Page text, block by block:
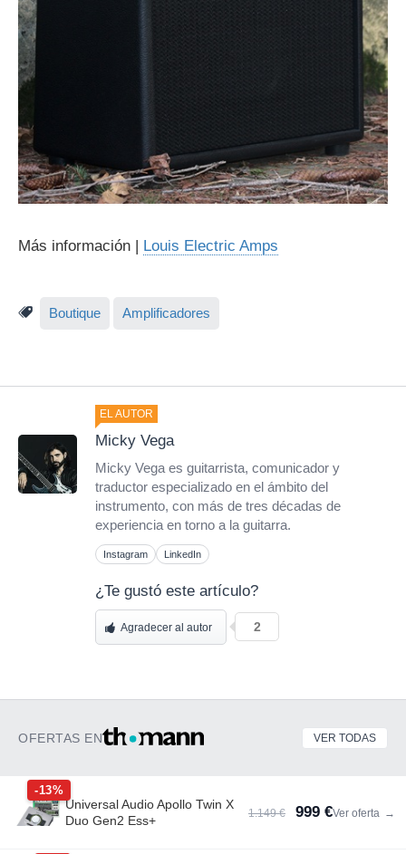
Más información | Louis Electric Amps
Boutique Amplificadores
EL AUTOR
Micky Vega
Micky Vega es guitarrista, comunicador y
traductor especializado en el ámbito del
instrumento, con más de tres décadas de
experiencia en torno a la guitarra.
Instagram LinkedIn
¿Te gustó este artículo?
Agradecer al autor 2
OFERTAS EN VER TODAS
-13%
Universal Audio Apollo Twin X
Duo Gen2 Ess+
1.149 € 999 €Ver oferta →